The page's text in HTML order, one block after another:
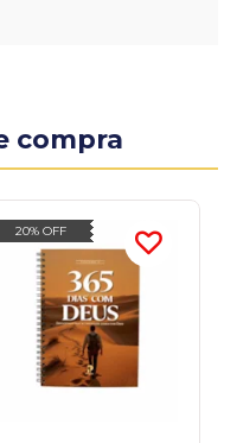
compra
20% OFF